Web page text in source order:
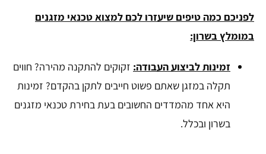
לפניכם כמה טיפים שיעזרו לכם למצוא טכנאי מזגנים
במומלץ בשרון:
זמינות לביצוע העבודה: זקוקים להתקנה מהירה? חווים
תקלה במזגן שאתם פשוט חייבים לתקן בהקדם? זמינות
היא אחד מהמדדים החשובים בעת בחירת טכנאי מזגנים
בשרון ובכלל.